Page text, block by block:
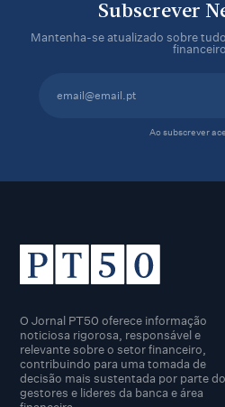
Subscrever
Mantenha-se atualizado sobre
financeiro.
Ao subscrever
O Jornal PT50 oferece informação
noticiosa rigorosa, responsável e
relevante sobre o setor financeiro,
contribuindo para uma tomada de
decisão mais sustentada por parte
gestores e lideres da banca e área